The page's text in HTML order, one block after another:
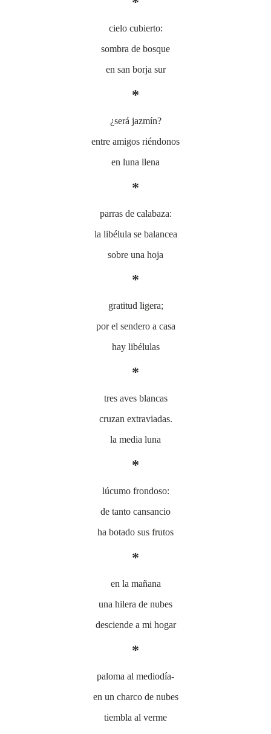
cielo cubierto:
sombra de bosque
en san borja sur
*
¿será jazmín?
entre amigos riéndonos
en luna llena
*
parras de calabaza:
la libélula se balancea
sobre una hoja
*
gratitud ligera;
por el sendero a casa
hay libélulas
*
tres aves blancas
cruzan extraviadas.
la media luna
*
lúcumo frondoso:
de tanto cansancio
ha botado sus frutos
*
en la mañana
una hilera de nubes
desciende a mi hogar
*
paloma al mediodía-
en un charco de nubes
tiembla al verme